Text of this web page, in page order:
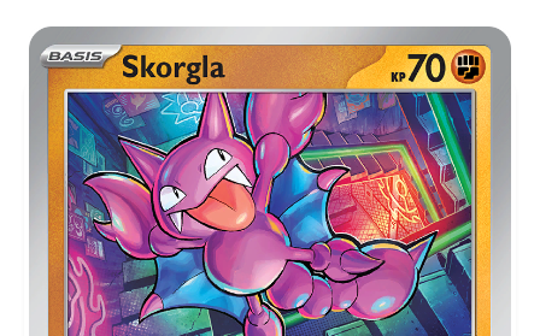
Aktueller Marktpreis
€0,05
Normal